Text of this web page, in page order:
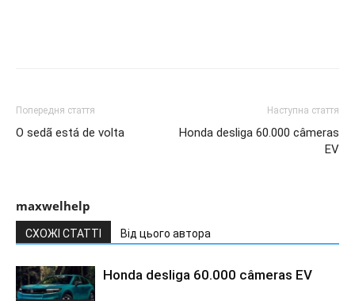
Попередня стаття
O sedã está de volta
Наступна стаття
Honda desliga 60.000 câmeras
EV
maxwelhelp
СХОЖІ СТАТТІ Від цього автора
Honda desliga 60.000 câmeras EV